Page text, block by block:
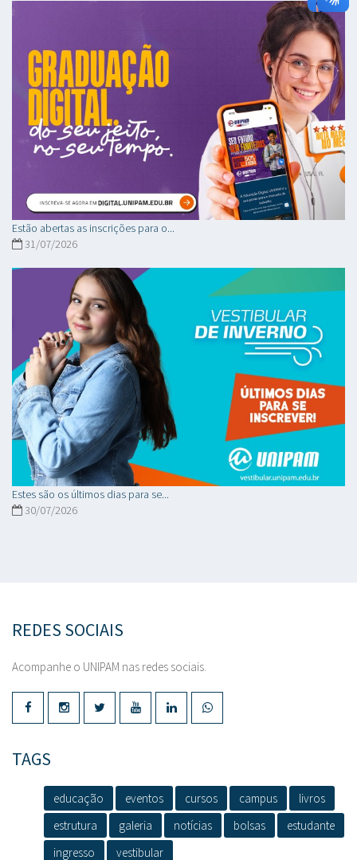
Estão abertas as inscrições para o...
31/07/2026
Estes são os últimos dias para se...
30/07/2026
REDES SOCIAIS
Acompanhe o UNIPAM nas redes sociais.
TAGS
educação eventos cursos campus
livros
estrutura
galeria notícias bolsas
estudante
ingresso
vestibular